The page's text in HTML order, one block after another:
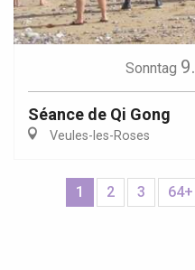
Sonntag 9.
Séance de Qi Gong
Veules-les-Roses
1 2 3 64+